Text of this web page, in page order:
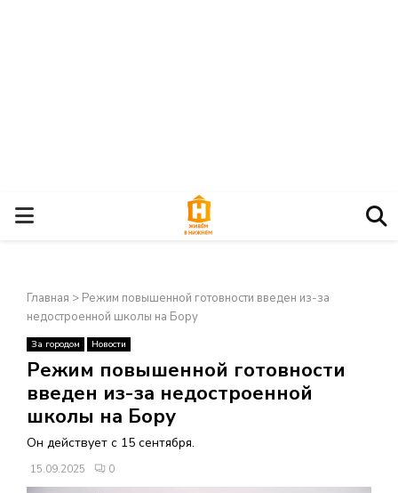
О
Н
О
В
Н
Главная > Режим повышенной готовности введен из-за
недостроенной школы на Бору
За городом Новости
Режим повышенной готовности
введен из-за недостроенной
школы на Бору
Он действует с 15 сентября.
15.09.2025 0